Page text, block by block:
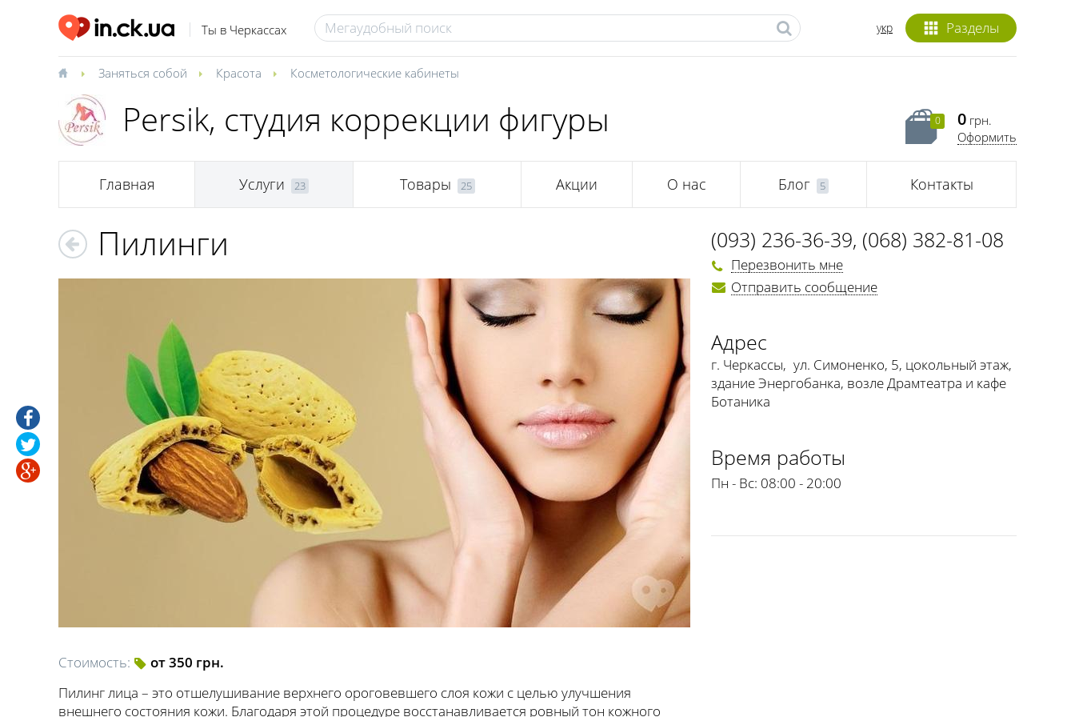
Ты в Черкассах Разделы
укр
Заняться собой Красота Косметологические кабинеты
Persik, студия коррекции фигуры 0 0 грн.
Оформить
Главная Услуги 23 Товары 25 Акции О нас Блог 5 Контакты
Пилинги
Стоимость:
от 350 грн.
Пилинг лица – это отшелушивание верхнего ороговевшего слоя кожи с целью улучшения
внешнего состояния кожи. Благодаря этой процедуре восстанавливается ровный тон кожного
(093) 236-36-39, (068) 382-81-08
Перезвонить мне
Отправить сообщение
Адрес
г. Черкассы, ул. Симоненко, 5, цокольный этаж,
здание Энергобанка, возле Драмтеатра и кафе
Ботаника
Время работы
Пн - Вс: 08:00 - 20:00